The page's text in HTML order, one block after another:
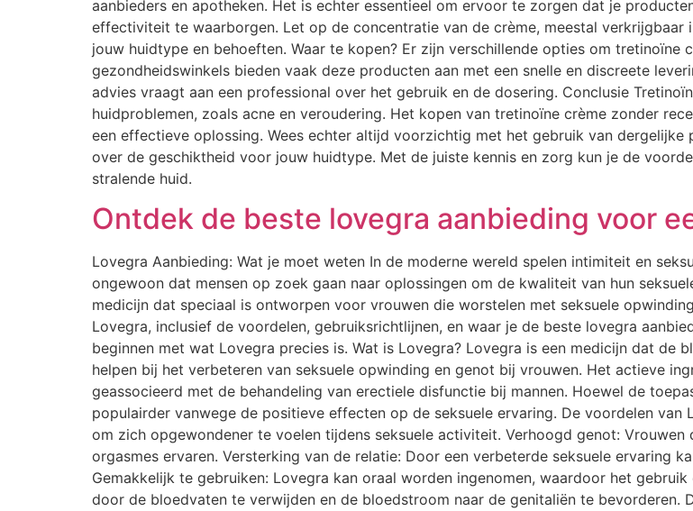
aanbieders en apotheken. Het is echter essentieel om ervoor te zorgen dat je
effectiviteit te waarborgen. Let op de concentratie van de crème, meestal verkrijgbaar
jouw huidtype en behoeften. Waar te kopen? Er zijn verschillende opties om tretinoïne
gezondheidswinkels bieden vaak deze producten aan met een snelle en discreete
advies vraagt aan een professional over het gebruik en de dosering. Conclusie
huidproblemen, zoals acne en veroudering. Het kopen van tretinoïne crème zonder
een effectieve oplossing. Wees echter altijd voorzichtig met het gebruik van
over de geschiktheid voor jouw huidtype. Met de juiste kennis en zorg kun je de
stralende huid.
Ontdek de beste lovegra aanbieding voor
Lovegra Aanbieding: Wat je moet weten In de moderne wereld spelen intimiteit en
ongewoon dat mensen op zoek gaan naar oplossingen om de kwaliteit van hun
medicijn dat speciaal is ontworpen voor vrouwen die worstelen met seksuele
Lovegra, inclusief de voordelen, gebruiksrichtlijnen, en waar je de beste lovegra
beginnen met wat Lovegra precies is. Wat is Lovegra? Lovegra is een medicijn dat de
helpen bij het verbeteren van seksuele opwinding en genot bij vrouwen. Het actieve
geassocieerd met de behandeling van erectiele disfunctie bij mannen. Hoewel de
populairder vanwege de positieve effecten op de seksuele ervaring. De voordelen
om zich opgewondener te voelen tijdens seksuele activiteit. Verhoogd genot:
orgasmes ervaren. Versterking van de relatie: Door een verbeterde seksuele ervaring
Gemakkelijk te gebruiken: Lovegra kan oraal worden ingenomen, waardoor het
door de bloedvaten te verwijden en de bloedstroom naar de genitaliën te bevorderen.